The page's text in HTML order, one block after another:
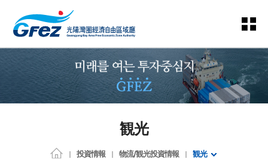
観光
投資情報 物流/観光投資情報 観光